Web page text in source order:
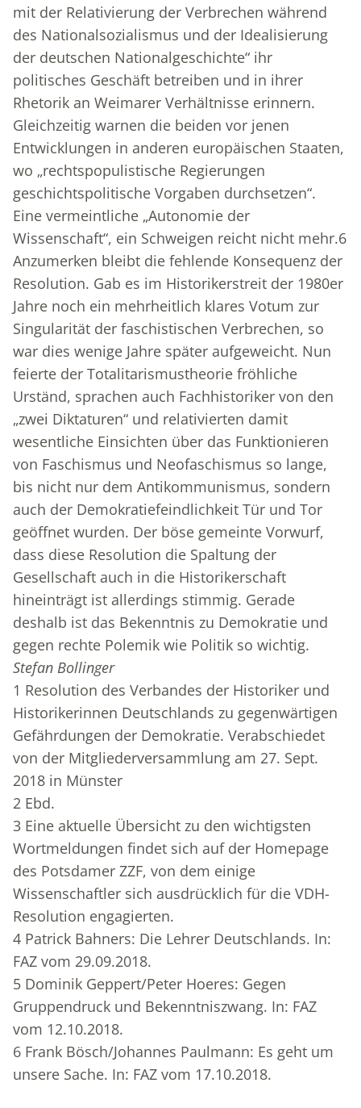
mit der Relativierung der Verbrechen während
des Nationalsozialismus und der Idealisierung
der deutschen Nationalgeschichte“ ihr
politisches Geschäft betreiben und in ihrer
Rhetorik an Weimarer Verhältnisse erinnern.
Gleichzeitig warnen die beiden vor jenen
Entwicklungen in anderen europäischen Staaten,
wo „rechtspopulistische Regierungen
geschichtspolitische Vorgaben durchsetzen“.
Eine vermeintliche „Autonomie der
Wissenschaft“, ein Schweigen reicht nicht mehr.6
Anzumerken bleibt die fehlende Konsequenz der
Resolution. Gab es im Historikerstreit der 1980er
Jahre noch ein mehrheitlich klares Votum zur
Singularität der faschistischen Verbrechen, so
war dies wenige Jahre später aufgeweicht. Nun
feierte der Totalitarismustheorie fröhliche
Urständ, sprachen auch Fachhistoriker von den
„zwei Diktaturen“ und relativierten damit
wesentliche Einsichten über das Funktionieren
von Faschismus und Neofaschismus so lange,
bis nicht nur dem Antikommunismus, sondern
auch der Demokratiefeindlichkeit Tür und Tor
geöffnet wurden. Der böse gemeinte Vorwurf,
dass diese Resolution die Spaltung der
Gesellschaft auch in die Historikerschaft
hineinträgt ist allerdings stimmig. Gerade
deshalb ist das Bekenntnis zu Demokratie und
gegen rechte Polemik wie Politik so wichtig.
Stefan Bollinger
1 Resolution des Verbandes der Historiker und
Historikerinnen Deutschlands zu gegenwärtigen
Gefährdungen der Demokratie. Verabschiedet
von der Mitgliederversammlung am 27. Sept.
2018 in Münster
2 Ebd.
3 Eine aktuelle Übersicht zu den wichtigsten
Wortmeldungen findet sich auf der Homepage
des Potsdamer ZZF, von dem einige
Wissenschaftler sich ausdrücklich für die VDH-
Resolution engagierten.
4 Patrick Bahners: Die Lehrer Deutschlands. In:
FAZ vom 29.09.2018.
5 Dominik Geppert/Peter Hoeres: Gegen
Gruppendruck und Bekenntniszwang. In: FAZ
vom 12.10.2018.
6 Frank Bösch/Johannes Paulmann: Es geht um
unsere Sache. In: FAZ vom 17.10.2018.